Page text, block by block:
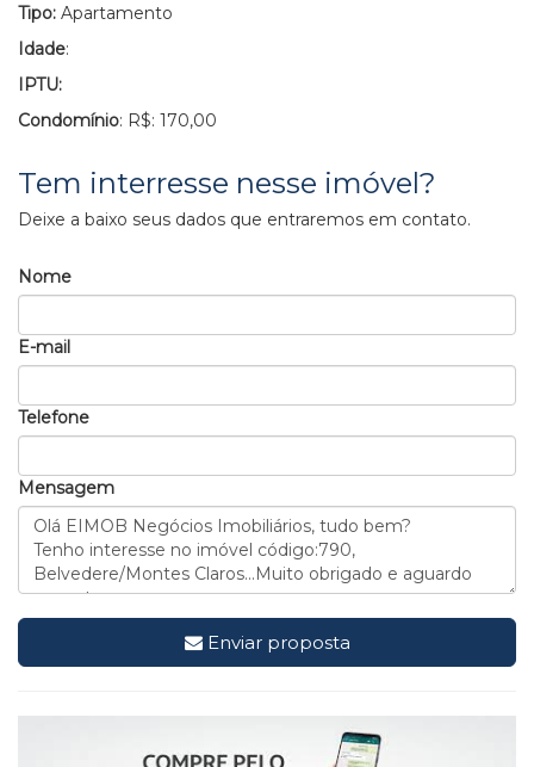
Tipo: Apartamento
Idade:
IPTU:
Condomínio: R$: 170,00
Tem interresse nesse imóvel?
Deixe a baixo seus dados que entraremos em contato.
Nome
E-mail
Telefone
Mensagem
Enviar proposta